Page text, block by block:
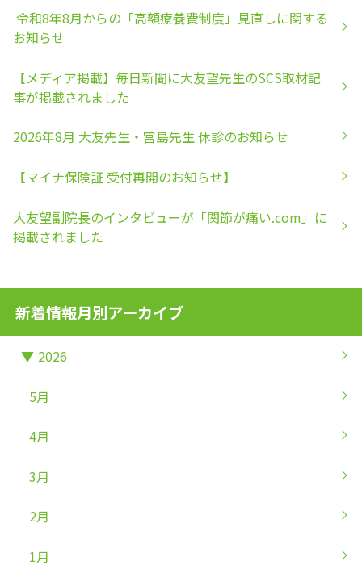
令和8年8月からの「高額療養費制度」見直しに関する
お知らせ
【メディア掲載】毎日新聞に大友望先生のSCS取材記
事が掲載されました
2026年8月 大友先生・宮島先生 休診のお知らせ
【マイナ保険証 受付再開のお知らせ】
大友望副院長のインタビューが「関節が痛い.com」に
掲載されました
新着情報月別アーカイブ
▼ 2026
5月
4月
3月
2月
1月